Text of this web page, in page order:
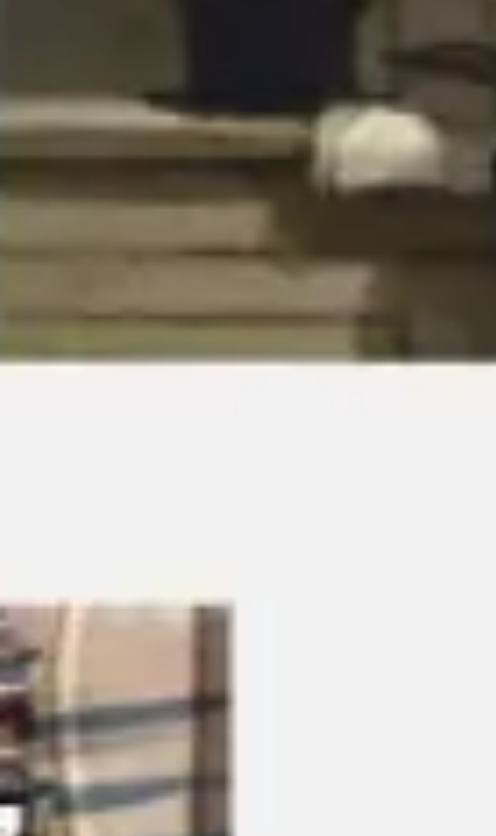
리서치 및 디자인